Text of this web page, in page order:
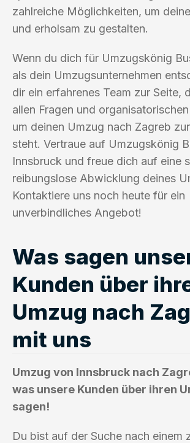
zahlreiche Möglichkeiten, um
und erholsam zu gestalten.
Wenn du dich für Umzugskönig
als dein Umzugsunternehmen
dir ein erfahrenes Team zur Seite,
allen Fragen und
um deinen Umzug nach Zagreb
steht. Vertraue auf Umzugskönig
Innsbruck und freue dich auf eine
reibungslose Abwicklung deines
Kontaktiere uns noch heute für ein
unverbindliches Angebot!
Was sagen
Kunden über
Umzug nach
mit uns
Umzug von Innsbruck nach
was unsere Kunden über ihren
sagen!
Du bist auf der Suche nach einem